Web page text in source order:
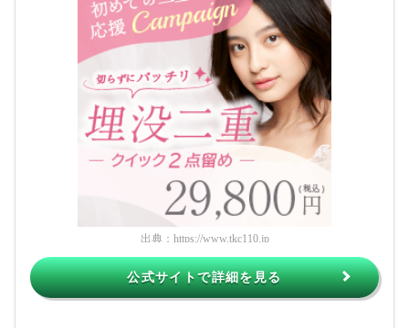
出典： https://www.tkc110.jp
公式サイトで詳細を見る